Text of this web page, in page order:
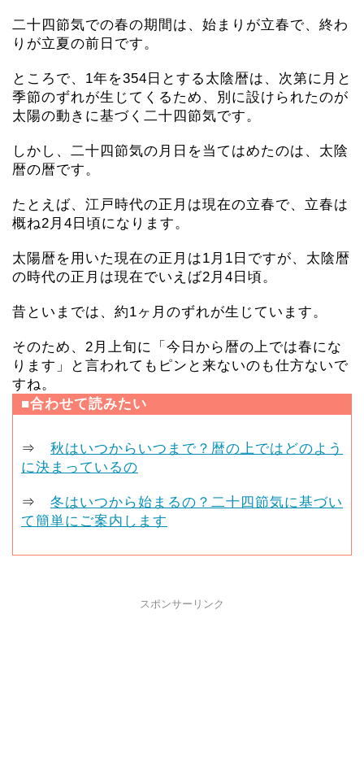
二十四節気での春の期間は、始まりが立春で、終わ
りが立夏の前日です。
ところで、1年を354日とする太陰暦は、次第に月と
季節のずれが生じてくるため、別に設けられたのが
太陽の動きに基づく二十四節気です。
しかし、二十四節気の月日を当てはめたのは、太陰
暦の暦です。
たとえば、江戸時代の正月は現在の立春で、立春は
概ね2月4日頃になります。
太陽暦を用いた現在の正月は1月1日ですが、太陰暦
の時代の正月は現在でいえば2月4日頃。
昔といまでは、約1ヶ月のずれが生じています。
そのため、2月上旬に「今日から暦の上では春にな
ります」と言われてもピンと来ないのも仕方ないで
すね。
■合わせて読みたい
⇒ 秋はいつからいつまで？暦の上ではどのよう
に決まっているの
⇒ 冬はいつから始まるの？二十四節気に基づい
て簡単にご案内します
スポンサーリンク